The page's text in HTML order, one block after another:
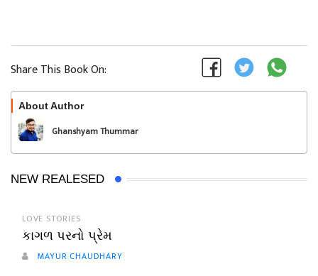
Share This Book On:
About Author
Ghanshyam Thummar
NEW REALESED
LOVE STORIES
કાગળ પરનો પ્રેમ
MAYUR CHAUDHARY